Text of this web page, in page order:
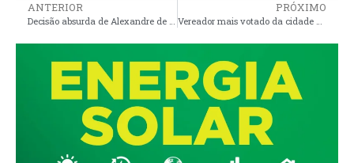
ANTERIOR
Decisão absurda de Alexandre de Moraes em relação ao MA começa repercutir a nível nacional
PRÓXIMO
Vereador mais votado da cidade de Presidente Sarney, Rogério Lima, é diplomado para o segundo mandato